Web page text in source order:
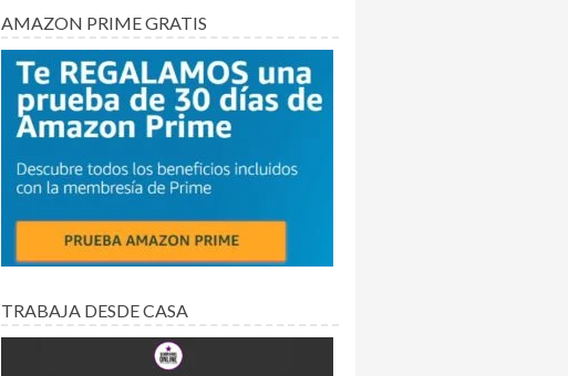
AMAZON PRIME GRATIS
TRABAJA DESDE CASA